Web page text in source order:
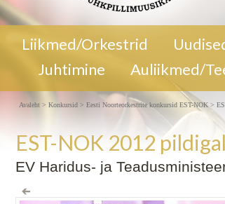
11. 02. 2012. a. PublikPublik | EST-NOK
pildigalerii
Liikmed/Orkestrid
Juhtimine
Auliikmed/
Avaleht > Konkursid > Eesti Noorteorkestrite konkursid EST-NOK >
EST-NOK 2012
EV Haridus- ja